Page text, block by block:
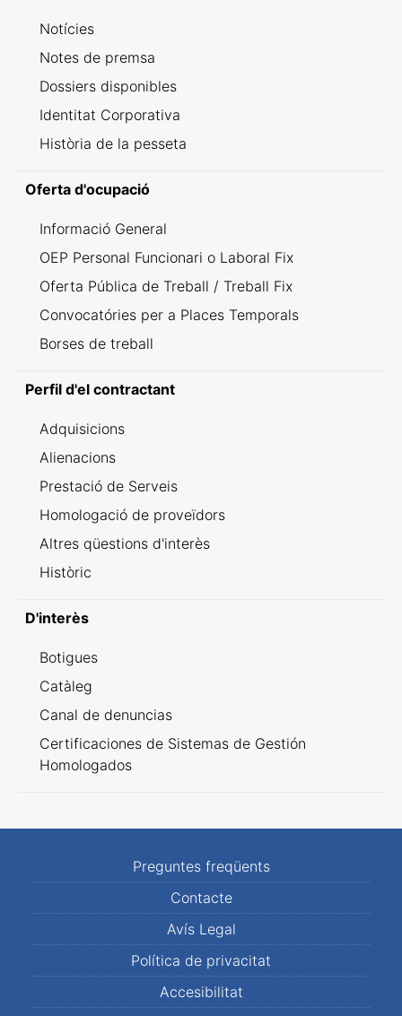
Notícies
Notes de premsa
Dossiers disponibles
Identitat Corporativa
Història de la pesseta
Oferta d'ocupació
Informació General
OEP Personal Funcionari o Laboral Fix
Oferta Pública de Treball / Treball Fix
Convocatóries per a Places Temporals
Borses de treball
Perfil d'el contractant
Adquisicions
Alienacions
Prestació de Serveis
Homologació de proveïdors
Altres qüestions d'interès
Històric
D'interès
Botigues
Catàleg
Canal de denuncias
Certificaciones de Sistemas de Gestión
Homologados
Preguntes freqüents
Contacte
Avís Legal
Política de privacitat
Accesibilitat